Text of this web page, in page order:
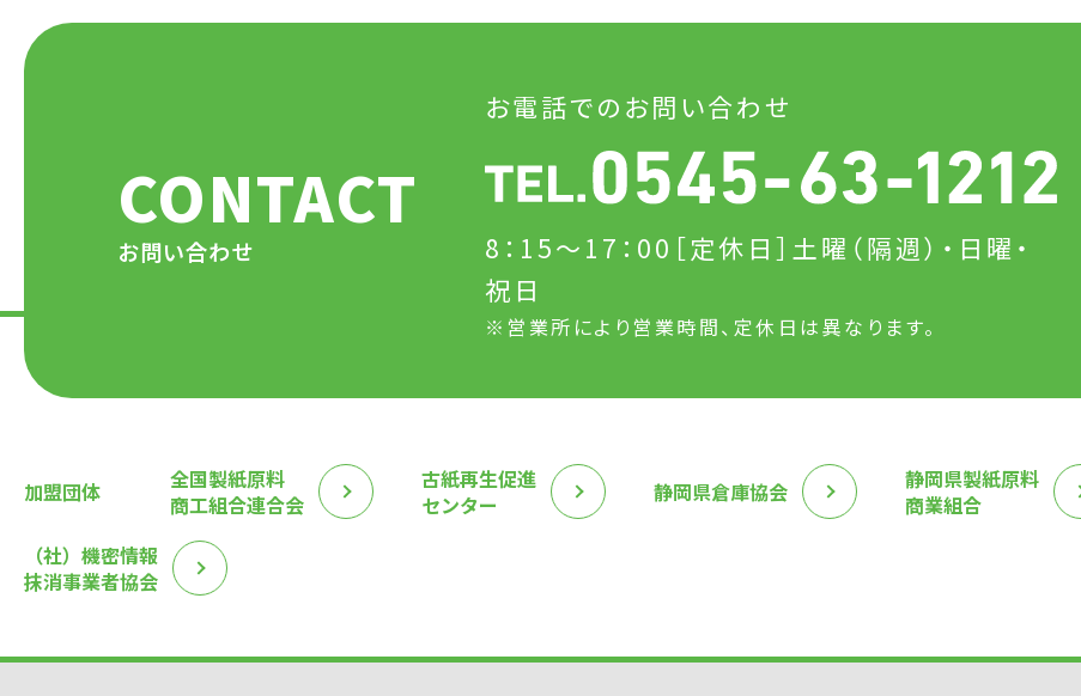
CONTACT
お問い合わせ
お電話でのお問い合わせ
8：15～17：00 ［定休日］土曜（隔週）・日曜・
祝日
※営業所により営業時間、定休日は異なります。
加盟団体
全国製紙原料
商工組合連合会
古紙再生促進
センター
静岡県倉庫協会
静岡県製紙原料
商業組合
（社）機密情報
抹消事業者協会